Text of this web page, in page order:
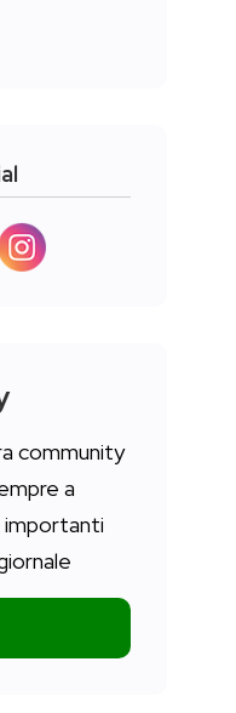
community
a
importanti